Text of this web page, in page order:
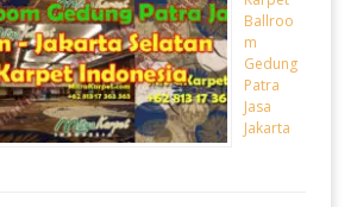
Ballroo
m
Gedung
Patra
Jasa
Jakarta